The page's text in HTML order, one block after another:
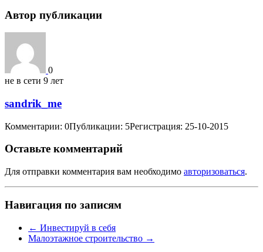
Автор публикации
0
не в сети 9 лет
sandrik_me
Комментарии: 0Публикации: 5Регистрация: 25-10-2015
Оставьте комментарий
Для отправки комментария вам необходимо авторизоваться.
Навигация по записям
← Инвестируй в себя
Малоэтажное строительство →